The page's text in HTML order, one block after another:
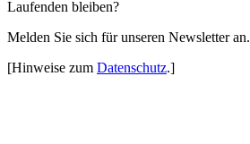
Laufenden bleiben?
Melden Sie sich für unseren Newsletter an.
[Hinweise zum Datenschutz.]